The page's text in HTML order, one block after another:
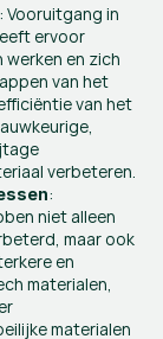
: Vooruitgang in
ervoor
en zich
van het
van het
verbeteren.
:
niet alleen
maar ook
en
materialen,
materialen